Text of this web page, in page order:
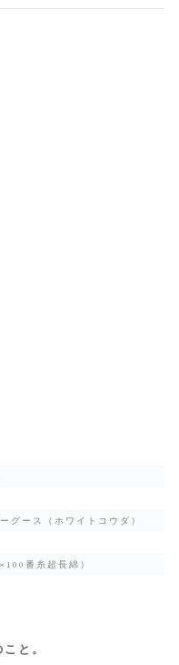
グース（ホワイトコウダ）
番糸超長綿）
と。